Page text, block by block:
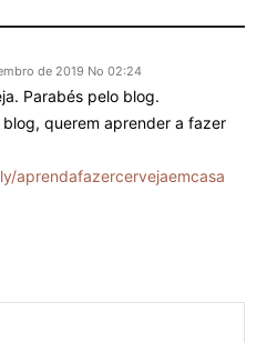
de 2019 No 02:24
Parabés pelo blog.
querem aprender a fazer
aprendafazercervejaemcasa